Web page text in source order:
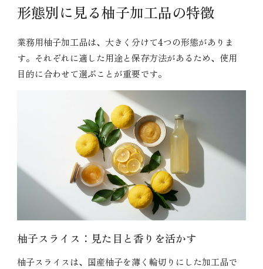
形態別に見る柚子加工品の特徴
業務用柚子加工品は、大きく分けて4つの形態がありま
す。それぞれに適した用途と保存方法があるため、使用
目的に合わせて選ぶことが重要です。
柚子スライス：見た目と香りを活かす
柚子スライスは、国産柚子を薄く輪切りにした加工品で